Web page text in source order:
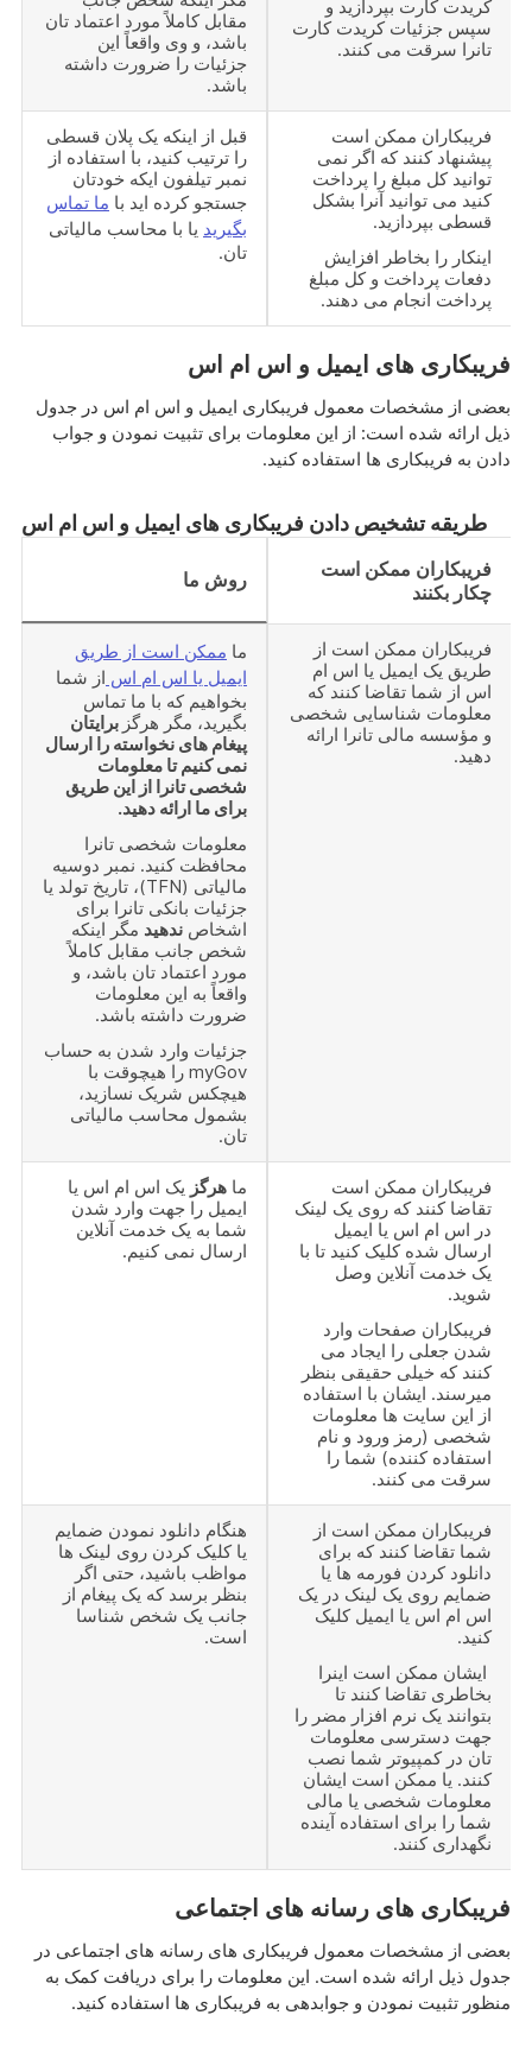
کریدت کارت بپردازید و
سپس جزئیات کریدت کارت
تانرا سرقت می کنند.
مقابل کاملاً مورد اعتماد تان
باشد، و وی واقعاً این
جزئیات را ضرورت داشته
باشد.
فریبکاران ممکن است
پیشنهاد کنند که اگر نمی
توانید کل مبلغ را پرداخت
کنید می توانید آنرا بشکل
قسطی بپردازید.
اینکار را بخاطر افزایش
دفعات پرداخت و کل مبلغ
پرداخت انجام می دهند.
قبل از اینکه یک پلان قسطی
را ترتیب کنید، با استفاده از
نمبر تیلفون ایکه خودتان
جستجو کرده اید با ما تماس
بگیرید یا با محاسب مالیاتی
تان.
فریبکاری های ایمیل و اس ام اس
بعضی از مشخصات معمول فریبکاری ایمیل و اس ام اس در جدول
ذیل ارائه شده است: از این معلومات برای تثبیت نمودن و جواب
دادن به فریبکاری ها استفاده کنید.
طریقه تشخیص دادن فریبکاری های ایمیل و اس ام اس
فریبکاران ممکن است
چکار بکنند
روش ما
فریبکاران ممکن است از
طریق یک ایمیل یا اس ام
اس از شما تقاضا کنند که
معلومات شناسایی شخصی
و مؤسسه مالی تانرا ارائه
دهید.
ما ممکن است از طریق
ایمیل یا اس ام اس از شما
بخواهیم که با ما تماس
بگیرید، مگر هرگز برایتان
پیغام های نخواسته را ارسال
نمی کنیم تا معلومات
شخصی تانرا از این طریق
برای ما ارائه دهید.
معلومات شخصی تانرا
محافظت کنید. نمبر دوسیه
مالیاتی (TFN)، تاریخ تولد یا
جزئیات بانکی تانرا برای
اشخاص ندهید مگر اینکه
شخص جانب مقابل کاملاً
مورد اعتماد تان باشد، و
واقعاً به این معلومات
ضرورت داشته باشد.
جزئیات وارد شدن به حساب
myGov را هیچوقت با
هیچکس شریک نسازید،
بشمول محاسب مالیاتی
تان.
فریبکاران ممکن است
تقاضا کنند که روی یک لینک
در اس ام اس یا ایمیل
ارسال شده کلیک کنید تا با
یک خدمت آنلاین وصل
شوید.
فریبکاران صفحات وارد
شدن جعلی را ایجاد می
کنند که خیلی حقیقی بنظر
میرسند. ایشان با استفاده
از این سایت ها معلومات
شخصی (رمز ورود و نام
استفاده کننده) شما را
سرقت می کنند.
ما هرگز یک اس ام اس یا
ایمیل را جهت وارد شدن
شما به یک خدمت آنلاین
ارسال نمی کنیم.
فریبکاران ممکن است از
شما تقاضا کنند که برای
دانلود کردن فورمه ها یا
ضمایم روی یک لینک در یک
اس ام اس یا ایمیل کلیک
کنید.
ایشان ممکن است اینرا
بخاطری تقاضا کنند تا
بتوانند یک نرم افزار مضر را
جهت دسترسی معلومات
تان در کمپیوتر شما نصب
کنند. یا ممکن است ایشان
معلومات شخصی یا مالی
شما را برای استفاده آینده
نگهداری کنند.
هنگام دانلود نمودن ضمایم
یا کلیک کردن روی لینک ها
مواظب باشید، حتی اگر
بنظر برسد که یک پیغام از
جانب یک شخص شناسا
است.
فریبکاری های رسانه های اجتماعی
بعضی از مشخصات معمول فریبکاری های رسانه های اجتماعی در
جدول ذیل ارائه شده است. این معلومات را برای دریافت کمک به
منظور تثبیت نمودن و جوابدهی به فریبکاری ها استفاده کنید.